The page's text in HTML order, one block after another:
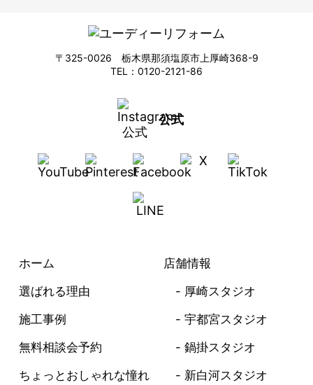
〒325-0026 栃木県那須塩原市上厚崎368-9
TEL：0120-2121-86
公式
ホーム
選ばれる理由
施工事例
無料相談会予約
ちょっとおしゃれな憧れ
店舗情報
厚崎スタジオ
宇都宮スタジオ
鍋掛スタジオ
新白河スタジオ